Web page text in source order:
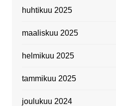
huhtikuu 2025
maaliskuu 2025
helmikuu 2025
tammikuu 2025
joulukuu 2024